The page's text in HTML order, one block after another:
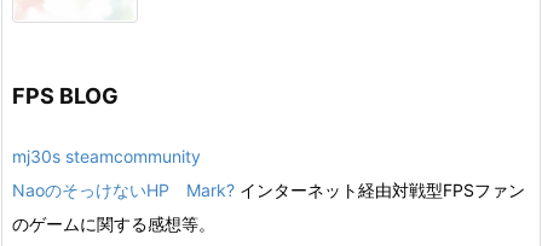
FPS BLOG
mj30s steamcommunity
NaoのそっけないHP Mark? インターネット経由対戦型FPSファン
のゲームに関する感想等。